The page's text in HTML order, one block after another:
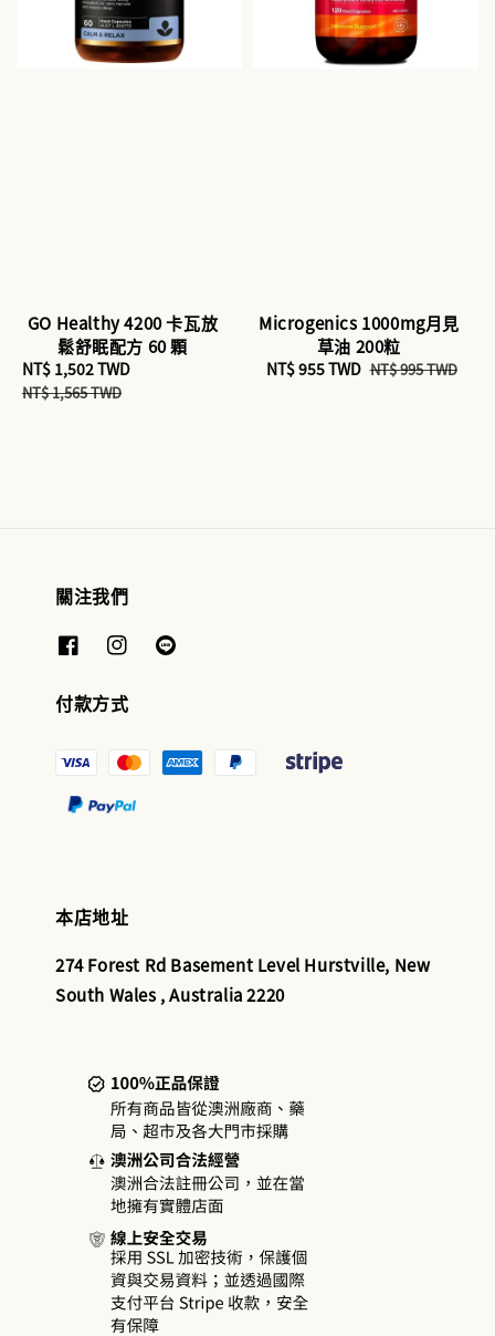
GO Healthy 4200 卡瓦放
鬆舒眠配方 60 顆
Sale
price
NT$ 1,502 TWD
NT$ 1,565 TWD
Microgenics 1000mg月見
草油 200粒
Sale
NT$ 955 TWD Regular
NT$ 995 TWD
關注我們
付款方式
本店地址
274 Forest Rd Basement Level Hurstville, New
South Wales , Australia 2220